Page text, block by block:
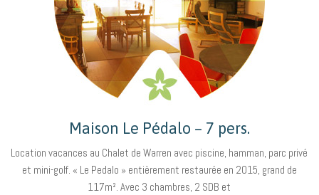
Maison Le Pédalo – 7 pers.
Location vacances au Chalet de Warren avec piscine, hamman, parc privé
et mini-golf. « Le Pedalo » entièrement restaurée en 2015, grand de
117m². Avec 3 chambres, 2 SDB et